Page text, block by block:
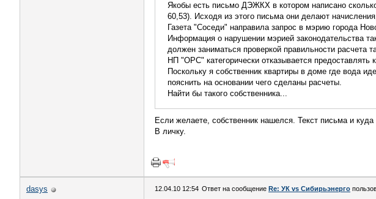
Якобы есть письмо ДЭЖКХ в котором написано
60,53). Исходя из этого письма они делают
Газета "Соседи" направила запрос в мэрию города
Информация о нарушении мэрией законодательства
должен заниматься проверкой правильности расчета
НП "ОРС" категорически отказывается
Поскольку я собственник квартиры в доме где вода
пояснить на основании чего сделаны расчеты.
Найти бы такого собственника...
Если желаете, собственник нашелся. Текст письма и
В личку.
dasys 12.04.10 12:54 Ответ на сообщение Re: УК vs Сибирьэнерго